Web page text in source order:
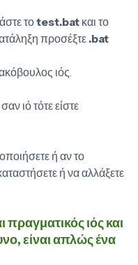
τοtest.bat και το
προσέξτε .bat
ιός.
ιό τότε είστε
ή αν το
ή να αλλάξετε
πραγματικός ιός και
είναι απλώς ένα